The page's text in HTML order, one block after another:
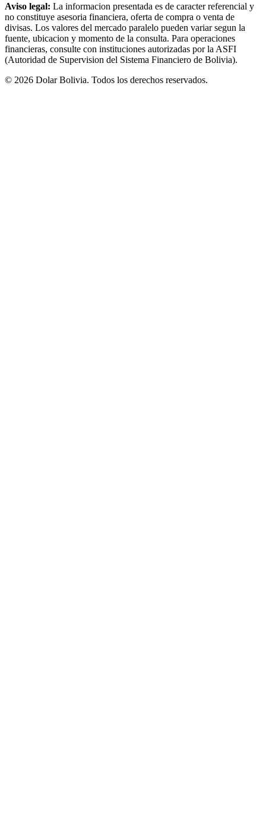
Aviso legal: La informacion presentada es de caracter referencial y
no constituye asesoria financiera, oferta de compra o venta de
divisas. Los valores del mercado paralelo pueden variar segun la
fuente, ubicacion y momento de la consulta. Para operaciones
financieras, consulte con instituciones autorizadas por la ASFI
(Autoridad de Supervision del Sistema Financiero de Bolivia).
© 2026 Dolar Bolivia. Todos los derechos reservados.